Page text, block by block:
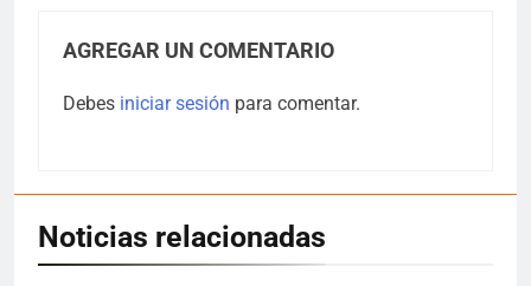
AGREGAR UN COMENTARIO
Debes iniciar sesión para comentar.
Noticias relacionadas